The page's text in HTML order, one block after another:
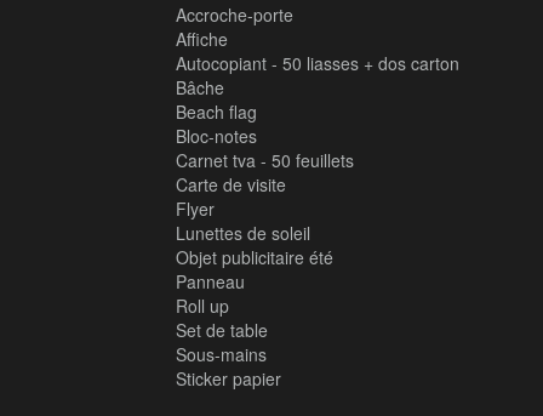
Accroche-porte
Affiche
Autocopiant - 50 liasses + dos carton
Bâche
Beach flag
Bloc-notes
Carnet tva - 50 feuillets
Carte de visite
Flyer
Lunettes de soleil
Objet publicitaire été
Panneau
Roll up
Set de table
Sous-mains
Sticker papier